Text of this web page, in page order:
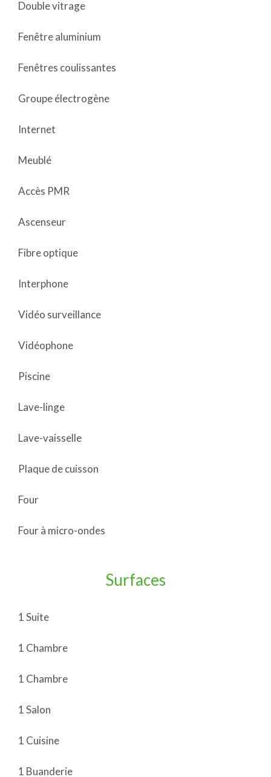
Double vitrage
Fenêtre aluminium
Fenêtres coulissantes
Groupe électrogène
Internet
Meublé
Accès PMR
Ascenseur
Fibre optique
Interphone
Vidéo surveillance
Vidéophone
Piscine
Lave-linge
Lave-vaisselle
Plaque de cuisson
Four
Four à micro-ondes
Surfaces
1 Suite
1 Chambre
1 Chambre
1 Salon
1 Cuisine
1 Buanderie